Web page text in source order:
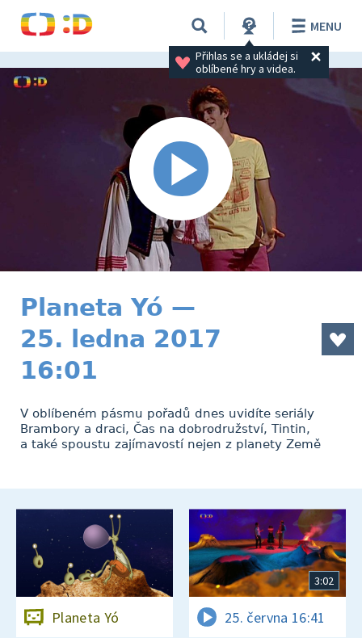
Přihlas se a ukládej si
oblíbené hry a videa.
MENU
Planeta Yó —
25. ledna 2017
16:01
V oblíbeném pásmu pořadů dnes uvidíte seriály
Brambory a draci, Čas na dobrodružství, Tintin,
a také spoustu zajímavostí nejen z planety Země
Planeta Yó
3:02
25. června 16:41